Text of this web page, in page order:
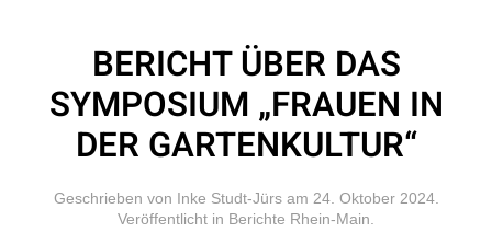
BERICHT ÜBER DAS
SYMPOSIUM „FRAUEN IN
DER GARTENKULTUR“
Geschrieben von Inke Studt-Jürs am 24. Oktober 2024.
Veröffentlicht in Berichte Rhein-Main.